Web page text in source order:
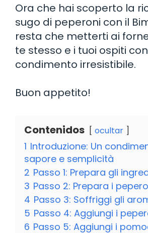
Ora che hai scoperto la
sugo di peperoni con il
resta che metterti ai
te stesso e i tuoi ospiti
condimento irresistibile.
Buon appetito!
Contenidos ocultar
1 Introduzione: Un
sapore e semplicità
2 Passo 1: Prepara gli
3 Passo 2: Prepara i
4 Passo 3: Soffriggi gli
5 Passo 4: Aggiungi i
6 Passo 5: Aggiungi i